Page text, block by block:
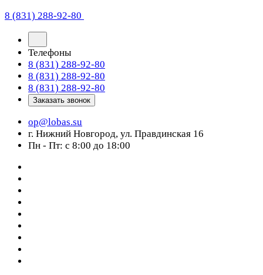
8 (831) 288-92-80
Телефоны
8 (831) 288-92-80
8 (831) 288-92-80
8 (831) 288-92-80
Заказать звонок
op@lobas.su
г. Нижний Новгород, ул. Правдинская 16
Пн - Пт: с 8:00 до 18:00